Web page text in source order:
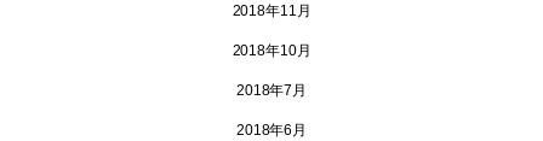
2018年11月
2018年10月
2018年7月
2018年6月